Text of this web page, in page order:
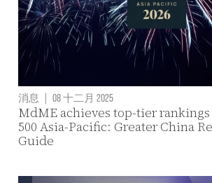
消息 | 08 十二月 2025
MdME achieves top-tier
500 Asia-Pacific: Greater China
Guide